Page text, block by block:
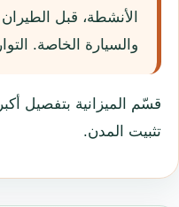
الأنشطة، قبل
والسيارة الخاصة.
قسّم الميزانية بتفصيل
تثبيت المدن.